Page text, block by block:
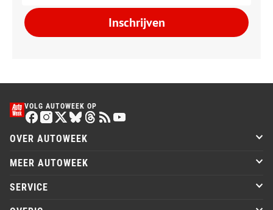
Inschrijven
VOLG AUTOWEEK OP
OVER AUTOWEEK
MEER AUTOWEEK
SERVICE